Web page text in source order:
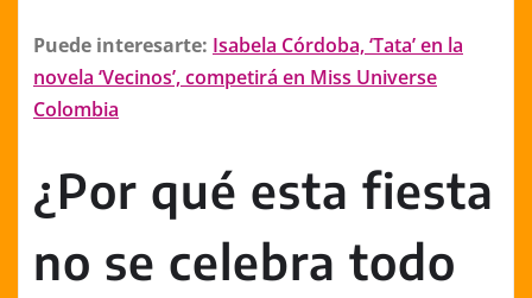
Puede interesarte: Isabela Córdoba, ‘Tata’ en la
novela ‘Vecinos’, competirá en Miss Universe
Colombia
¿Por qué esta fiesta
no se celebra todo